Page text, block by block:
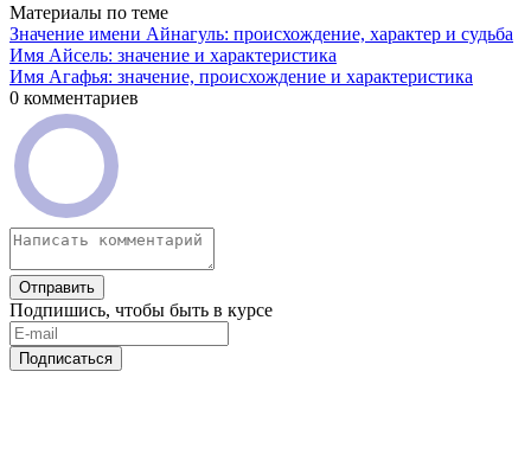
Материалы по теме
Значение имени Айнагуль: происхождение, характер и судьба
Имя Айсель: значение и характеристика
Имя Агафья: значение, происхождение и характеристика
0 комментариев
Отправить
Подпишись, чтобы быть в курсе
Подписаться